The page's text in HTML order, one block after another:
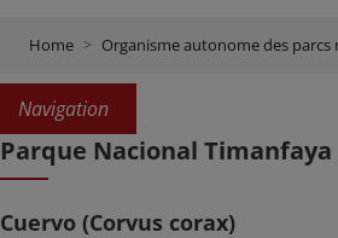
Home Organisme autonome des parcs
Navigation
Parque Nacional Timanfaya
Cuervo (Corvus corax)